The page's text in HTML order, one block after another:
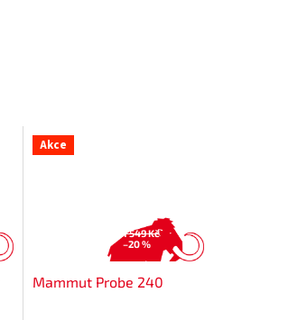
Akce
1 549 Kč
–20 %
Mammut Probe 240